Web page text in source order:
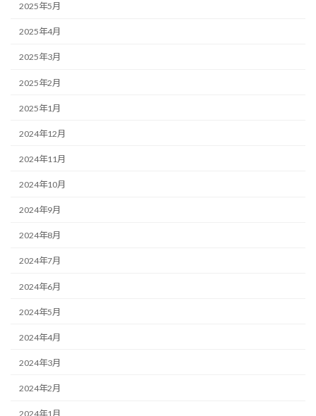
2025年5月
2025年4月
2025年3月
2025年2月
2025年1月
2024年12月
2024年11月
2024年10月
2024年9月
2024年8月
2024年7月
2024年6月
2024年5月
2024年4月
2024年3月
2024年2月
2024年1月